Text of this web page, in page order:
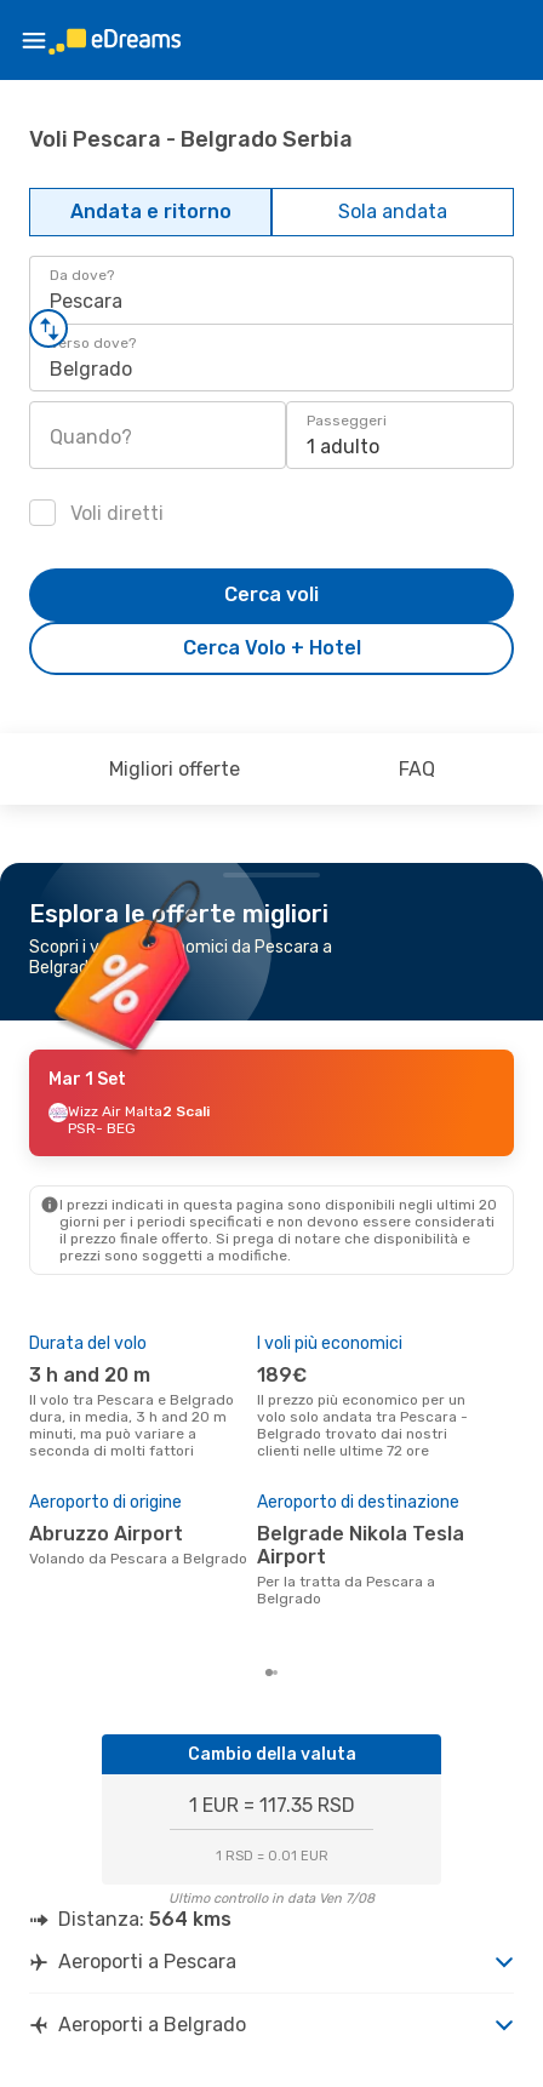
Voli Pescara - Belgrado Serbia
Andata e ritorno Sola andata
Da dove?
Pescara
Verso dove?
Belgrado
Quando?
Passeggeri
1 adulto
Voli diretti
Cerca Volo + Hotel
Cerca voli
Migliori offerte FAQ
Esplora le offerte migliori
Scopri i voli più economici da Pescara a
Belgrado
Mar 1 Set
Wizz Air Malta2 Scali
PSR- BEG
I prezzi indicati in questa pagina sono disponibili negli ultimi 20
giorni per i periodi specificati e non devono essere considerati
il ​​prezzo finale offerto. Si prega di notare che disponibilità e
prezzi sono soggetti a modifiche.
Durata del volo
3 h and 20 m
Il volo tra Pescara e Belgrado
dura, in media, 3 h and 20 m
minuti, ma può variare a
seconda di molti fattori
I voli più economici
189€
Il prezzo più economico per un
volo solo andata tra Pescara -
Belgrado trovato dai nostri
clienti nelle ultime 72 ore
Aeroporto di origine
Abruzzo Airport
Volando da Pescara a Belgrado
Aeroporto di destinazione
Belgrade Nikola Tesla
Airport
Per la tratta da Pescara a
Belgrado
Cambio della valuta
1 EUR = 117.35 RSD
1 RSD = 0.01 EUR
Ultimo controllo in data Ven 7/08
Distanza: 564 kms
Aeroporti a Pescara
Aeroporti a Belgrado